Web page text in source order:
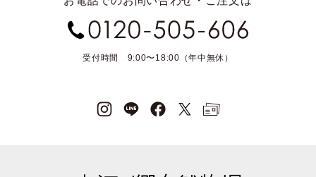
受付時間 9:00〜18:00（年中無休）